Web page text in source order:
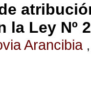
la Ley Nº
Arancibia ,